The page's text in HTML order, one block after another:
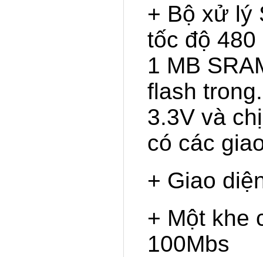
+ Bộ xử lý
tốc độ 480
1 MB
flash
3.3V và
có các
+ Giao
+ Một khe
100Mbs